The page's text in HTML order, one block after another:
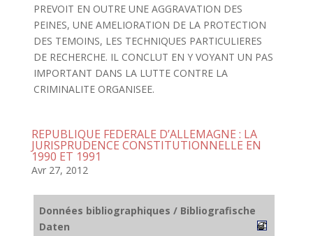
PREVOIT EN OUTRE UNE AGGRAVATION DES
PEINES, UNE AMELIORATION DE LA PROTECTION
DES TEMOINS, LES TECHNIQUES PARTICULIERES
DE RECHERCHE. IL CONCLUT EN Y VOYANT UN PAS
IMPORTANT DANS LA LUTTE CONTRE LA
CRIMINALITE ORGANISEE.
REPUBLIQUE FEDERALE D’ALLEMAGNE : LA
JURISPRUDENCE CONSTITUTIONNELLE EN
1990 ET 1991
Avr 27, 2012
Données bibliographiques / Bibliografische
Daten